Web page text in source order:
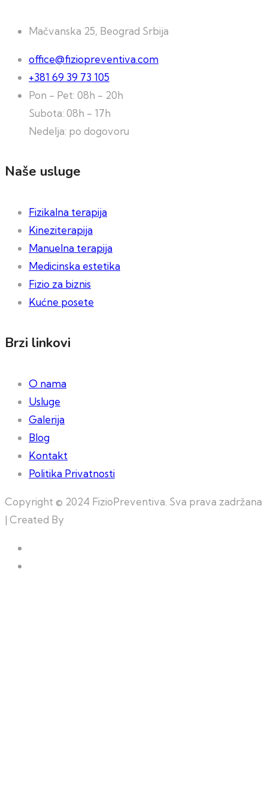
Mačvanska 25, Beograd Srbija
office@fiziopreventiva.com
+381 69 39 73 105
Pon - Pet: 08h - 20h
Subota: 08h - 17h
Nedelja: po dogovoru
Naše usluge
Fizikalna terapija
Kineziterapija
Manuelna terapija
Medicinska estetika
Fizio za biznis
Kućne posete
Brzi linkovi
O nama
Usluge
Galerija
Blog
Kontakt
Politika Privatnosti
Copyright © 2024 FizioPreventiva. Sva prava zadržana
| Created By